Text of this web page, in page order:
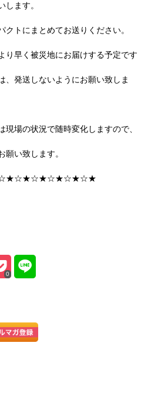
します。
クトにまとめてお送りください。
り早く被災地にお届けする予定です
、発送しないようにお願い致しま
現場の状況で随時変化しますので、
願い致します。
0